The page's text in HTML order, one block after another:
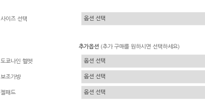
사이즈 선택
추가옵션 (추가 구매를 원하시면 선택하세요)
도쿄나인 헬멧
보조가방
젤패드